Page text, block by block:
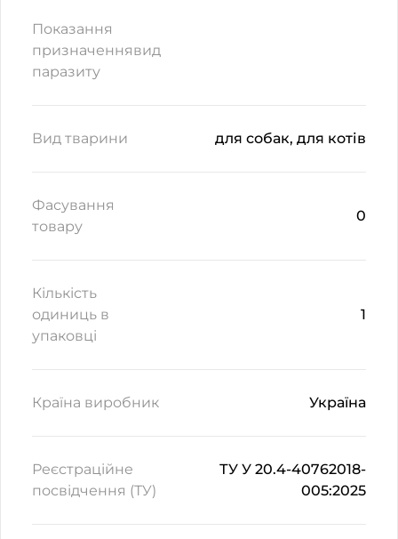
Показання
призначеннявид
паразиту
Вид тварини для собак, для котів
Фасування
товару
0
Кількість
одиниць в
упаковці
1
Країна виробник Україна
Реєстраційне
посвідчення (ТУ)
ТУ У 20.4-40762018-
005:2025